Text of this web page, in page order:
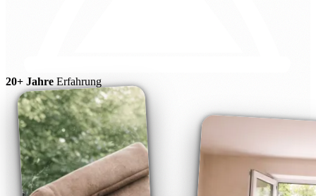
20+ Jahre Erfahrung